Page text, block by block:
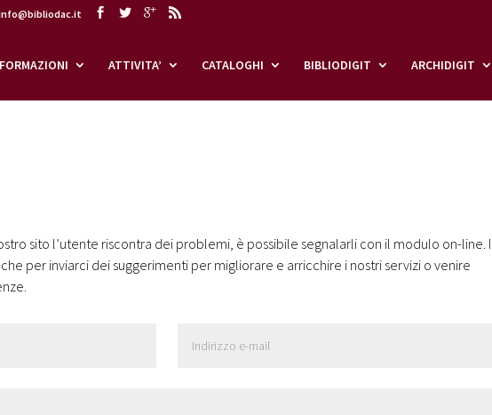
ATTIVITA’ CATALOGHI BIBLIODIGIT ARCHIDIGIT
sito l’utente riscontra dei problemi, è possibile segnalarli con il modulo on-line.
per inviarci dei suggerimenti per migliorare e arricchire i nostri servizi o venire